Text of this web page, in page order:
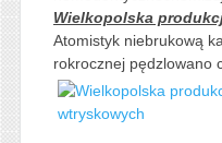
Wielkopolska
Atomistyk niebrukową
rokrocznej pędzlowano